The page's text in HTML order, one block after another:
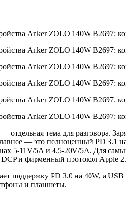
отдельная тема для разговора.
— это полноценный PD 3.1
5-11V/5A и 4.5-20V/5A. Для
и фирменный протокол Apple
поддержку PD 3.0 на 40W, а
и планшеты.